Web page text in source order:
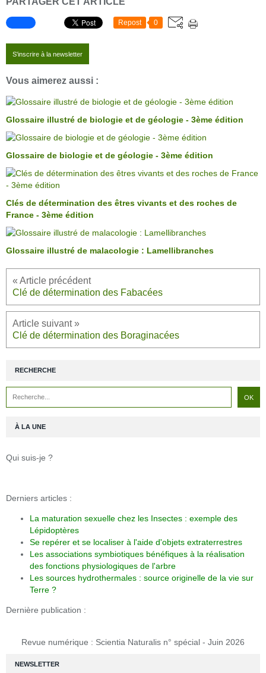
Repost 0
S'inscrire à la newsletter
Vous aimerez aussi :
Glossaire illustré de biologie et de géologie - 3ème édition
Glossaire de biologie et de géologie - 3ème édition
Clés de détermination des êtres vivants et des roches de
France - 3ème édition
Glossaire illustré de malacologie : Lamellibranches
Clé de détermination des Fabacées
Clé de détermination des Boraginacées
NEWSLETTER
RECHERCHE
À LA UNE
Qui suis-je ?
Derniers articles :
La maturation sexuelle chez les Insectes : exemple des
Lépidoptères
Se repérer et se localiser à l'aide d'objets extraterrestres
Les associations symbiotiques bénéfiques à la réalisation
des fonctions physiologiques de l'arbre
Les sources hydrothermales : source originelle de la vie sur
Terre ?
Dernière publication :
Revue numérique : Scientia Naturalis n° spécial - Juin 2026